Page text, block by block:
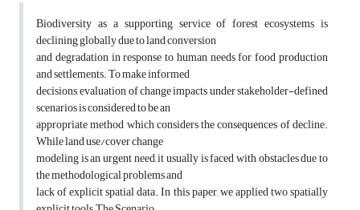
Biodiversity as a supporting service of forest ecosystems is
declining globally due to land conversion
and degradation in response to human needs for food production
and settlements. To make informed
decisions, evaluation of change impacts under stakeholder-defined
scenarios is considered to be an
appropriate method which considers the consequences of decline.
While land use/cover change
modeling is an urgent need, it usually is faced with obstacles due to
the methodological problems and
lack of explicit spatial data. In this paper, we applied two spatially